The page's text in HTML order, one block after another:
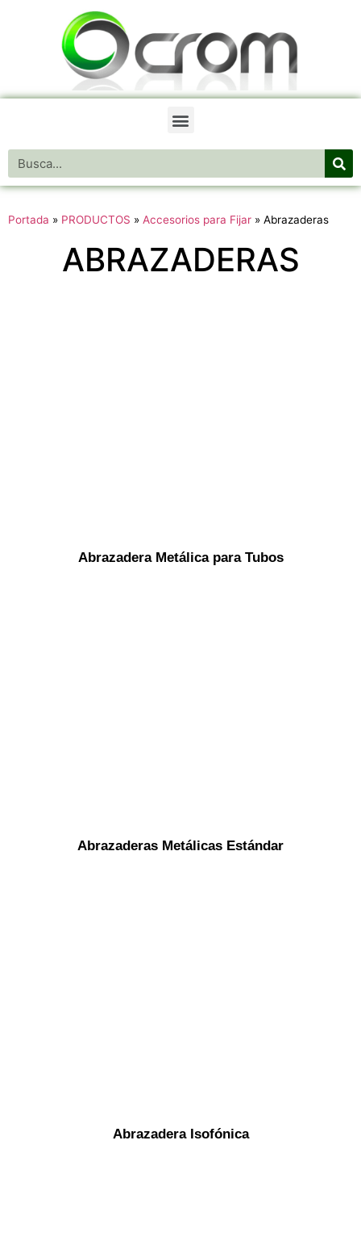
Portada » PRODUCTOS » Accesorios para Fijar » Abrazaderas
ABRAZADERAS
Abrazadera Metálica para Tubos
Abrazaderas Metálicas Estándar
Abrazadera Isofónica